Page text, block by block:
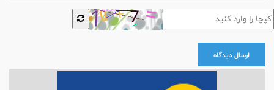
ارسال دیدگاه